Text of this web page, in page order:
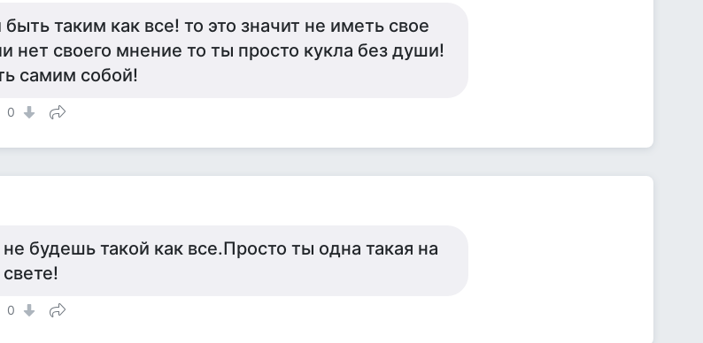
быть таким как все! то это значит не иметь свое
нет своего мнение то ты просто кукла без души!
самим собой!
0
будешь такой как все.Просто ты одна такая на
0